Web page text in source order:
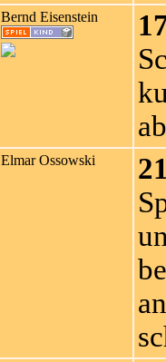
Bernd Eisenstein
Elmar Ossowski